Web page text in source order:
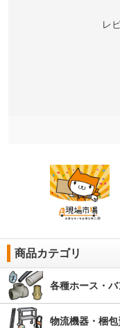
レ
商品カテゴリ
各種ホース・
物流機器・梱包